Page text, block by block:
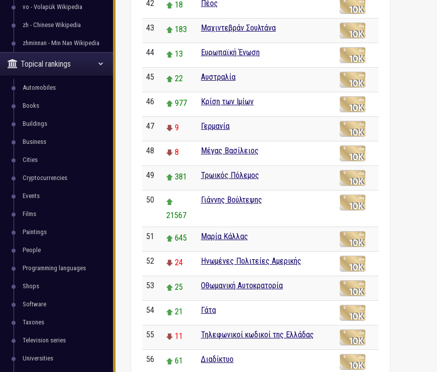
vo - Volapük Wikipedia
zh - Chinese Wikipedia
zhminnan - Min Nan Wikipedia
Topical rankings
Automobiles
Books
Buildings
Business
Cities
Cryptocurrencies
Events
Films
Paintings
People
Programming languages
Shops
Software
Taxones
Television series
Universities
42 18 Πέος
43 183 Μαχιντεβράν Σουλτάνα
44 13 Ευρωπαϊκή Ένωση
45 22 Αυστραλία
46 977 Κρίση των Ιμίων
47 9 Γερμανία
48 8 Μέγας Βασίλειος
49 381 Τρωικός Πόλεμος
50
21567
Γιάννης Βούλτεψης
51 645 Μαρία Κάλλας
52 24 Ηνωμένες Πολιτείες Αμερικής
53 25 Οθωμανική Αυτοκρατορία
54 21 Γάτα
55 11 Τηλεφωνικοί κωδικοί της Ελλάδας
56 61 Διαδίκτυο